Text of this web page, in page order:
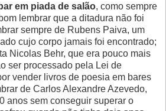
em piada de salão, como sempre
lembrar que a ditadura não foi
sempre de Rubens Paiva, um
cujo corpo jamais foi encontrado;
Nicolas Behr, que era pouco mais
ser processado pela Lei de
vender livros de poesia em bares
de Carlos Alexandre Azevedo,
anos sem conseguir superar o